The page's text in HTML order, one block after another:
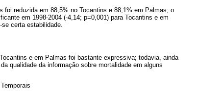
foi reduzida em 88,5% no Tocantins e 88,1% em Palmas; o
em 1998-2004 (-4,14; p=0,001) para Tocantins e em
certa estabilidade.
e em Palmas foi bastante expressiva; todavia, ainda
qualidade da informação sobre mortalidade em alguns